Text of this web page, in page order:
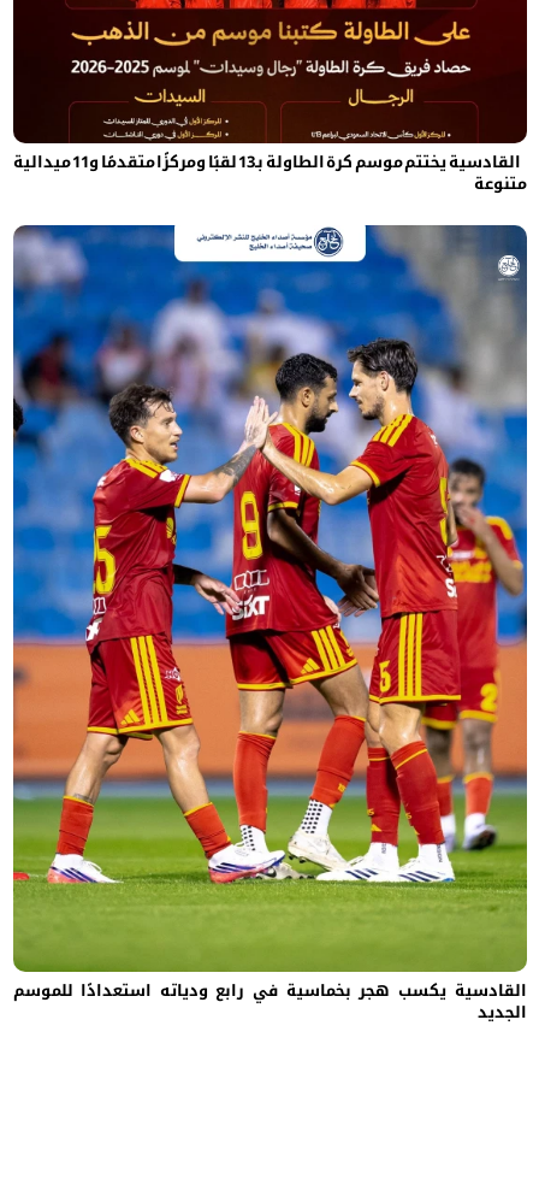
القادسية يختتم موسم كرة الطاولة بـ13 لقبًا ومركزًا متقدمًا و11 ميدالية
متنوعة
القادسية يكسب هجر بخماسية في رابع ودياته استعدادًا للموسم
الجديد